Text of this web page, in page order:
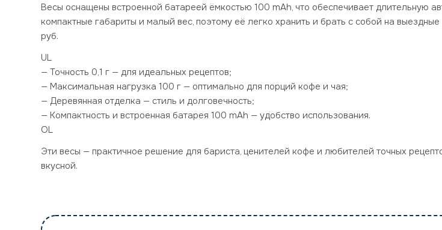
Весы оснащены встроенной батареей ёмкостью 100 mAh, что обеспечивает длительную
компактные габариты и малый вес, поэтому её легко хранить и брать с собой на
руб.
UL
— Точность 0,1 г — для идеальных рецептов;
— Максимальная нагрузка 100 г — оптимально для порций кофе и чая;
— Деревянная отделка — стиль и долговечность;
— Компактность и встроенная батарея 100 mAh — удобство использования.
OL
Эти весы — практичное решение для бариста, ценителей кофе и любителей точных
вкусной.